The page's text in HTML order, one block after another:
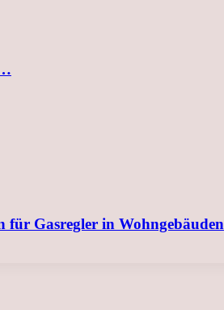
für Gasregler in Wohngebäuden